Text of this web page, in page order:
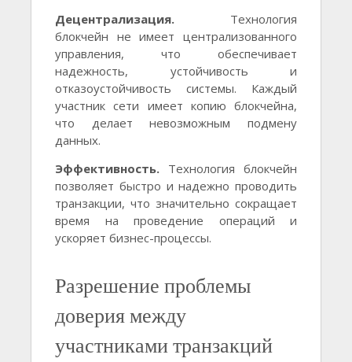
Децентрализация. Технология
блокчейн не имеет централизованного
управления, что обеспечивает
надежность, устойчивость и
отказоустойчивость системы. Каждый
участник сети имеет копию блокчейна,
что делает невозможным подмену
данных.
Эффективность. Технология блокчейн
позволяет быстро и надежно проводить
транзакции, что значительно сокращает
время на проведение операций и
ускоряет бизнес-процессы.
Разрешение проблемы
доверия между
участниками транзакций